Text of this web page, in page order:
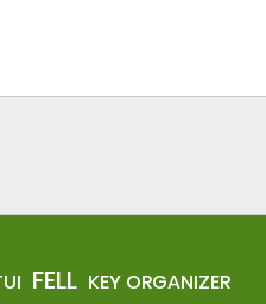
FELL KEY ORGANIZER